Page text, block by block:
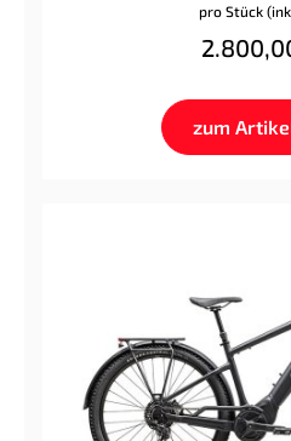
pro Stück
zum